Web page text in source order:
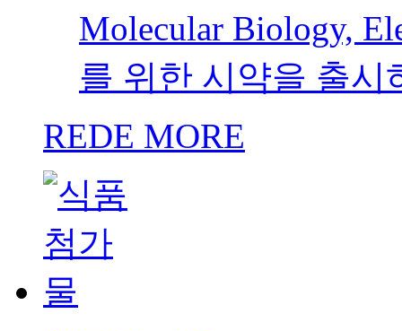
Molecular Biology,
를 위한 시약을 출시
REDE MORE